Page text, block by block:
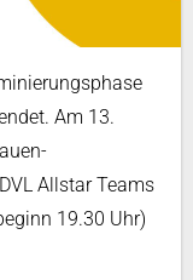
Am 13.
Allstar Teams
19.30 Uhr)